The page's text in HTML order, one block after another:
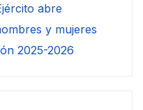
abre
y mujeres
2025-2026